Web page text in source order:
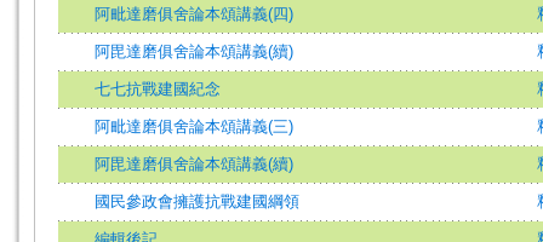
阿毗達磨俱舍論本頌講義(四)
阿毘達磨俱舍論本頌講義(續)
七七抗戰建國紀念
阿毗達磨俱舍論本頌講義(三)
阿毘達磨俱舍論本頌講義(續)
國民參政會擁護抗戰建國綱領